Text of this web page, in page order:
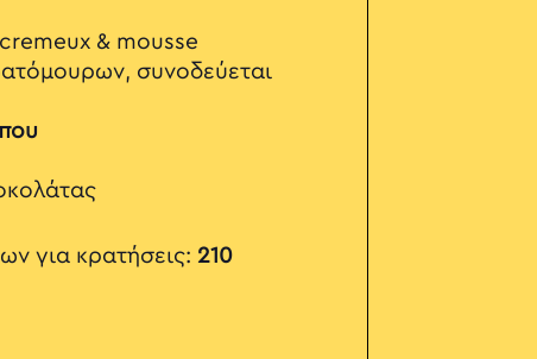
& mousse
συνοδεύεται
για κρατήσεις: 210